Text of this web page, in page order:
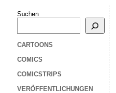
Suchen
CARTOONS
COMICS
COMICSTRIPS
VERÖFFENTLICHUNGEN